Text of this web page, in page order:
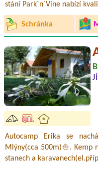
stání Park´n´Vine nabízí
Schránka
Autocamp Erika se
Mlýny(cca 500m)⛵. Kemp
stanech a